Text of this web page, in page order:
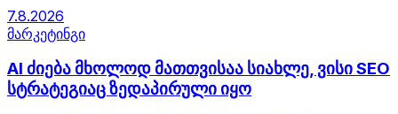
7.8.2026
მარკეტინგი
AI ძიება მხოლოდ მათთვისაა სიახლე, ვისი SEO
სტრატეგიაც ზედაპირული იყო